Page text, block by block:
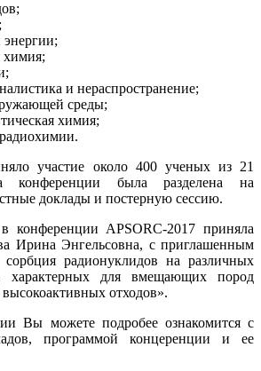
химия;
и нераспространение;
среды;
химия;
участие около 400 ученых из 21
конференции была разделена на
доклады и постерную сессию.
APSORC-2017 приняла
Ирина Энгельсовна, с приглашенным
сорбция радионуклидов на различных
характерных для вмещающих пород
отходов».
Вы можете подробее ознакомится с
программой концеренции и ее